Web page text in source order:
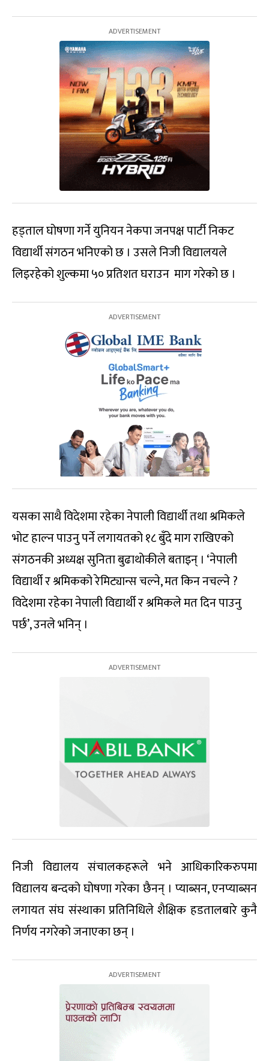
हड्ताल घोषणा गर्ने युनियन नेकपा जनपक्ष पार्टी निकट
विद्यार्थी संगठन भनिएको छ । उसले निजी विद्यालयले
लिइरहेको शुल्कमा ५० प्रतिशत घराउन माग गरेको छ ।
यसका साथै विदेशमा रहेका नेपाली विद्यार्थी तथा श्रमिकले
भोट हाल्न पाउनु पर्ने लगायतको १८ बुँदे माग राखिएको
संगठनकी अध्यक्ष सुनिता बुढाथोकीले बताइन् । ‘नेपाली
विद्यार्थी र श्रमिकको रेमिट्यान्स चल्ने, मत किन नचल्ने ?
विदेशमा रहेका नेपाली विद्यार्थी र श्रमिकले मत दिन पाउनु
पर्छ’, उनले भनिन् ।
निजी विद्यालय संचालकहरूले भने आधिकारिकरुपमा
विद्यालय बन्दको घोषणा गरेका छैनन् । प्याब्सन, एनप्याब्सन
लगायत संघ संस्थाका प्रतिनिधिले शैक्षिक हडतालबारे कुनै
निर्णय नगरेको जनाएका छन् ।